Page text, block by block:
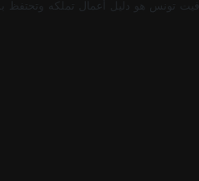
تونس هو دليل أعمال تملكه وتحتفظ